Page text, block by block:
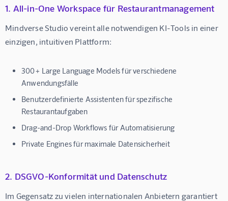
1. All-in-One Workspace für Restaurantmanagement
Mindverse Studio vereint alle notwendigen KI-Tools in einer
einzigen, intuitiven Plattform:
300+ Large Language Modelsfür verschiedene
Anwendungsfälle
Benutzerdefinierte Assistentenfür spezifische
Restaurantaufgaben
Drag-and-Drop Workflows für Automatisierung
Private Enginesfür maximale Datensicherheit
2. DSGVO-Konformität und Datenschutz
Im Gegensatz zu vielen internationalen Anbietern garantiert